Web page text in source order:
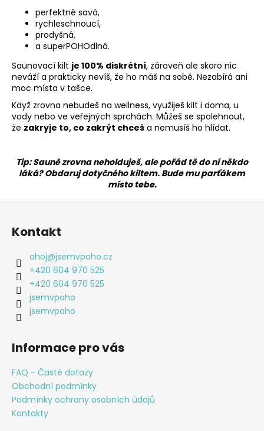
perfektně savá,
rychleschnoucí,
prodyšná,
a superPOHOdlná.
Saunovací kilt je 100% diskrétní, zároveň ale skoro nic
neváží a prakticky nevíš, že ho máš na sobě. Nezabírá ani
moc místa v tašce.
Když zrovna nebudeš na wellness, využiješ kilt i doma, u
vody nebo ve veřejných sprchách. Můžeš se spolehnout,
že zakryje to, co zakrýt chceš a nemusíš ho hlídat.
Tip: Sauně zrovna neholduješ, ale pořád tě do ní někdo
láká? Obdaruj dotyčného kiltem. Bude mu parťákem
místo tebe.
Z
Kontakt
ahoj@jsemvpoho.cz
+420 604 970 525
+420 604 970 525
jsemvpoho
jsemvpoho
Informace pro vás
FAQ - Časté dotazy
Obchodní podmínky
Podmínky ochrany osobních údajů
Kontakty